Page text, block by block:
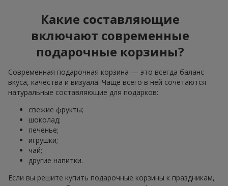
Какие составляющие
включают современные
подарочные корзины?
Современная подарочная корзина — это всегда баланс
вкуса, качества и визуала. Чаще всего в ней сочетаются
натуральные составляющие для подарков:
свежие фрукты;
шоколад;
печенье;
игрушки;
чай;
другие напитки.
Если вы решите купить подарочные корзины к праздникам,